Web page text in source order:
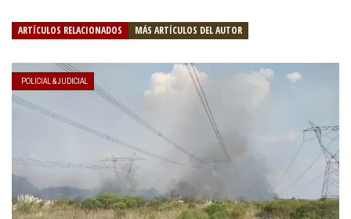
ARTÍCULOS RELACIONADOS MÁS ARTÍCULOS DEL AUTOR
POLICIAL & JUDICIAL